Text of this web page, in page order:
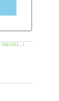
DIESEL,